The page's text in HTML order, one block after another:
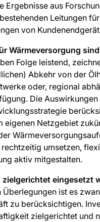
Ergebnisse aus
Leitungen
von
Wärmeversorgung
Folge leistend,
Abkehr von der
oder, regional
Die
eigenen Netzgebiet
umsetzen,
aktiv mitgestalten.
eingesetzt
Überlegungen ist es
zu berücksichtigen.
zielgerichtet und